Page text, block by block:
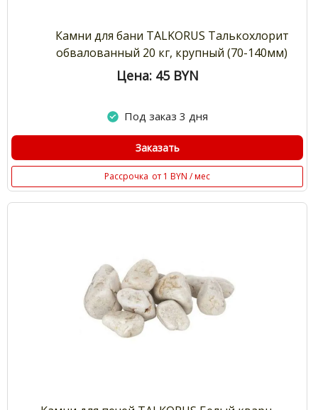
Камни для бани TALKORUS Талькохлорит
обвалованный 20 кг, крупный (70-140мм)
Цена: 45 BYN
Под заказ 3 дня
Заказать
Рассрочка от 1 BYN / мес